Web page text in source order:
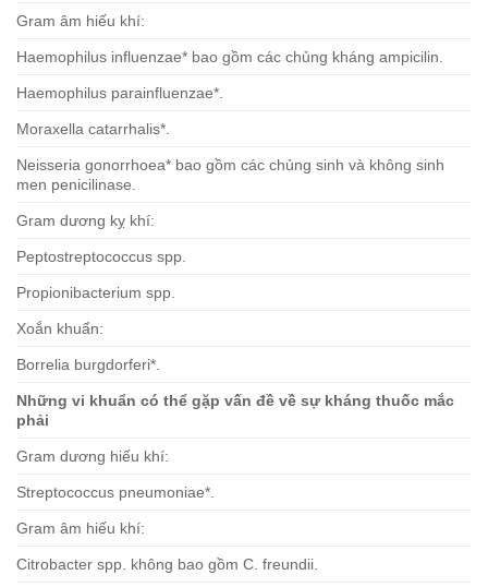
Gram âm hiếu khí:
Haemophilus influenzae* bao gồm các chủng kháng ampicilin.
Haemophilus parainfluenzae*.
Moraxella catarrhalis*.
Neisseria gonorrhoea* bao gồm các chủng sinh và không sinh
men penicilinase.
Gram dương kỵ khí:
Peptostreptococcus spp.
Propionibacterium spp.
Xoắn khuẩn:
Borrelia burgdorferi*.
Những vi khuẩn có thể gặp vấn đề về sự kháng thuốc mắc
phải
Gram dương hiếu khí:
Streptococcus pneumoniae*.
Gram âm hiếu khí:
Citrobacter spp. không bao gồm C. freundii.